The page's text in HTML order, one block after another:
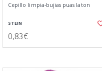
Cepillo limpia-bujias puas laton
STEIN
0,83€